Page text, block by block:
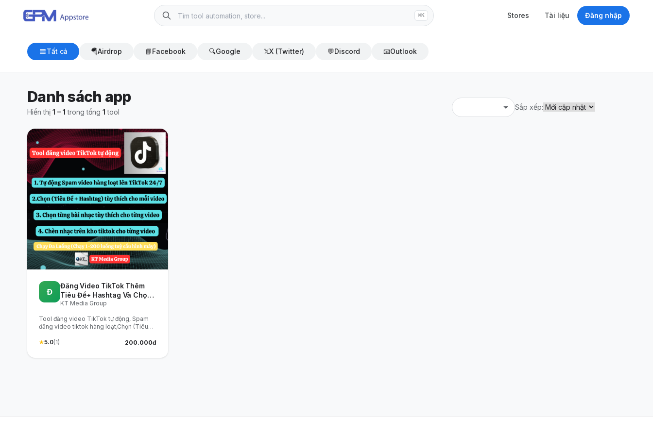
⌘K Stores Tài liệu Đăng nhập
Tất cả 🪂Airdrop 📘Facebook 🔍Google 𝕏X (Twitter) 💬Discord 📧Outlook
Danh sách app
Hiển thị 1 – 1 trong tổng 1 tool
Sắp xếp:
Đ
Đăng Video TikTok Thêm
Tiêu Đề+ Hashtag Và Chọn
Nhạc
KT Media Group
Tool đăng video TikTok tự động, Spam
đăng video tiktok hàng loạt,Chọn (Tiêu
Chọn nhạc hàng loạt cho từng video,
Chạy Đa Luồng (Chạy 1-200 luồng tuỳ cấu
★5.0(1) 200.000đ